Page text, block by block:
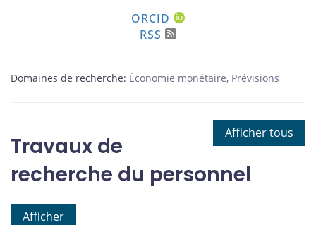
ORCID
RSS
Domaines de recherche: Économie monétaire Prévisions
Afficher tous
Travaux de
recherche du personnel
Afficher